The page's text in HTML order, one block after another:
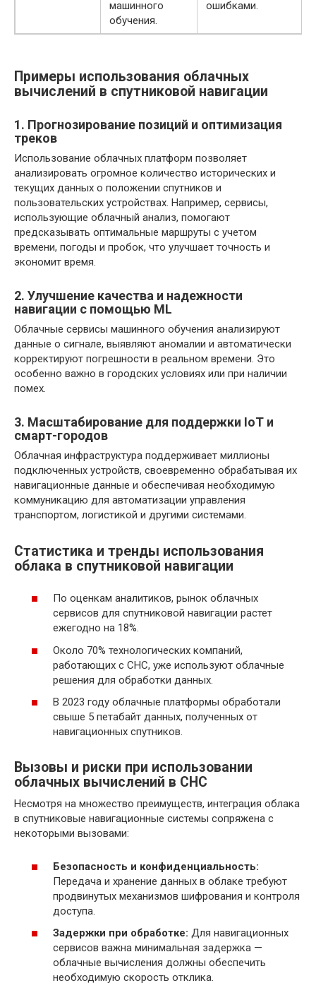
машинного
обучения.
ошибками.
Примеры использования облачных
вычислений в спутниковой навигации
1. Прогнозирование позиций и оптимизация
треков
Использование облачных платформ позволяет
анализировать огромное количество исторических и
текущих данных о положении спутников и
пользовательских устройствах. Например, сервисы,
использующие облачный анализ, помогают
предсказывать оптимальные маршруты с учетом
времени, погоды и пробок, что улучшает точность и
экономит время.
2. Улучшение качества и надежности
навигации с помощью ML
Облачные сервисы машинного обучения анализируют
данные о сигнале, выявляют аномалии и автоматически
корректируют погрешности в реальном времени. Это
особенно важно в городских условиях или при наличии
помех.
3. Масштабирование для поддержки IoT и
смарт-городов
Облачная инфраструктура поддерживает миллионы
подключенных устройств, своевременно обрабатывая их
навигационные данные и обеспечивая необходимую
коммуникацию для автоматизации управления
транспортом, логистикой и другими системами.
Статистика и тренды использования
облака в спутниковой навигации
По оценкам аналитиков, рынок облачных
сервисов для спутниковой навигации растет
ежегодно на 18%.
Около 70% технологических компаний,
работающих с СНС, уже используют облачные
решения для обработки данных.
В 2023 году облачные платформы обработали
свыше 5 петабайт данных, полученных от
навигационных спутников.
Вызовы и риски при использовании
облачных вычислений в СНС
Несмотря на множество преимуществ, интеграция облака
в спутниковые навигационные системы сопряжена с
некоторыми вызовами:
Безопасность и конфиденциальность:
Передача и хранение данных в облаке требуют
продвинутых механизмов шифрования и контроля
доступа.
Задержки при обработке: Для навигационных
сервисов важна минимальная задержка —
облачные вычисления должны обеспечить
необходимую скорость отклика.